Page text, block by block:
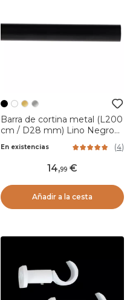
Barra de cortina metal (L200
cm / D28 mm) Lino Negro
En existencias (4)
14,99
Añadir a la cesta